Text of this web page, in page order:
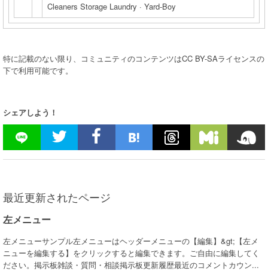
Cleaners Storage Laundry · Yard-Boy
特に記載のない限り、コミュニティのコンテンツはCC BY-SAライセンスの
下で利用可能です。
シェアしよう！
最近更新されたページ
左メニュー
左メニューサンプル左メニューはヘッダーメニューの【編集】&gt;【左メ
ニューを編集する】をクリックすると編集できます。ご自由に編集してく
ださい。掲示板雑談・質問・相談掲示板更新履歴最近のコメントカウン...